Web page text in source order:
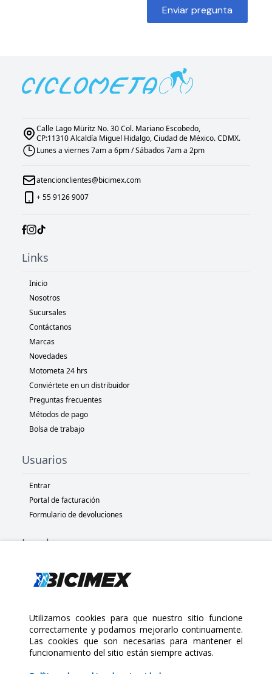
$95.00
Enviar pregunta
Calle Lago Müritz No. 30 Col. Mariano Escobedo,
CP:11310 Alcaldía Miguel Hidalgo, Ciudad de México. CDMX.
Lunes a viernes 7am a 6pm / Sábados 7am a 2pm
atencionclientes@bicimex.com
+ 55 9126 9007
Links
Inicio
Nosotros
Sucursales
Contáctanos
Marcas
Novedades
Motometa 24 hrs
Conviértete en un distribuidor
Preguntas frecuentes
Métodos de pago
Bolsa de trabajo
Usuarios
Entrar
Portal de facturación
Formulario de devoluciones
Legal
Políticas de privacidad
Políticas de devolución
Copyright 2025 Bicimex®. All rights reserved. Today is Jueves,
Agosto 6, 2026
Utilizamos cookies para que nuestro sitio funcione
correctamente y podamos mejorarlo continuamente.
Las cookies que son necesarias para mantener el
funcionamiento del sitio están siempre activas.